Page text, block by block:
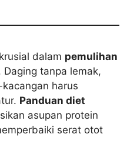
dalam pemulihan
tanpa lemak,
harus
Panduan diet
asupan protein
serat otot